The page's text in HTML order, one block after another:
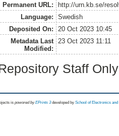
Permanent URL:
http://urn.kb.se/
Language:
Swedish
Deposited On:
20 Oct 2023 10:45
Metadata Last
Modified:
23 Oct 2023 11:11
Staff
is powored byEPrints 3 developed by School of Electronics